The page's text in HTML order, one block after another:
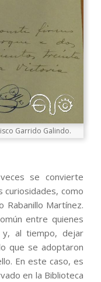
Garrido Galindo.
se convierte
curiosidades, como
Martínez.
entre quienes
y, al tiempo, dejar
que se adoptaron
En este caso, es
en la Biblioteca